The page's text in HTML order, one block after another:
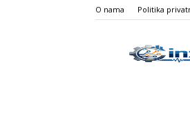
O nama Politika